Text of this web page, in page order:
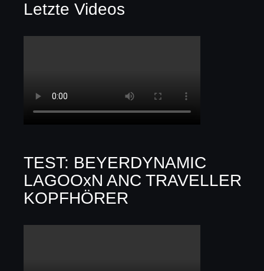
Letzte Videos
TEST: BEYERDYNAMIC
LAGOOxN ANC TRAVELLER
KOPFHÖRER